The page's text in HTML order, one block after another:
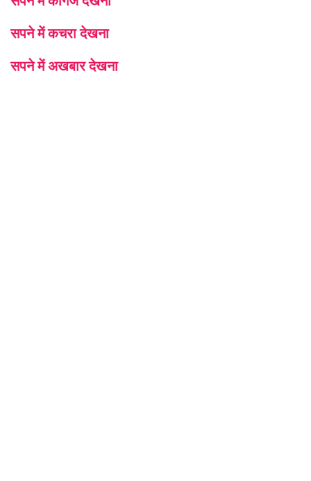
सपने में कचरा देखना
सपने में अखबार देखना